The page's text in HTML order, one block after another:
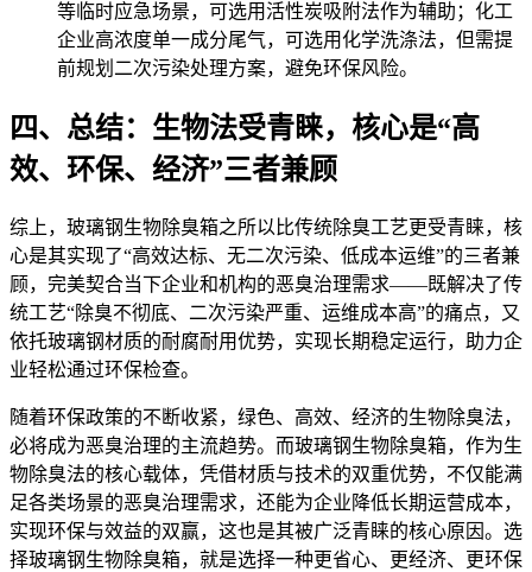
等临时应急场景，可选用活性炭吸附法作为辅助；化工
企业高浓度单一成分尾气，可选用化学洗涤法，但需提
前规划二次污染处理方案，避免环保风险。
四、总结：生物法受青睐，核心是“高
效、环保、经济”三者兼顾
综上，玻璃钢生物除臭箱之所以比传统除臭工艺更受青睐，核
心是其实现了“高效达标、无二次污染、低成本运维”的三者兼
顾，完美契合当下企业和机构的恶臭治理需求——既解决了传
统工艺“除臭不彻底、二次污染严重、运维成本高”的痛点，又
依托玻璃钢材质的耐腐耐用优势，实现长期稳定运行，助力企
业轻松通过环保检查。
随着环保政策的不断收紧，绿色、高效、经济的生物除臭法，
必将成为恶臭治理的主流趋势。而玻璃钢生物除臭箱，作为生
物除臭法的核心载体，凭借材质与技术的双重优势，不仅能满
足各类场景的恶臭治理需求，还能为企业降低长期运营成本，
实现环保与效益的双赢，这也是其被广泛青睐的核心原因。选
择玻璃钢生物除臭箱，就是选择一种更省心、更经济、更环保